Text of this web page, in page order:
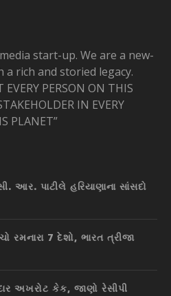
start-up. We are a new-
a rich and storied legacy.
EVERY PERSON ON THIS
IN EVERY
PLANET”
આર. પાટીલે હરિયાણાના સાંસદો
રમનારા 7 દેશો, ભારત ત્રીજા
અખરોટ કેક, જાણો રેસીપી